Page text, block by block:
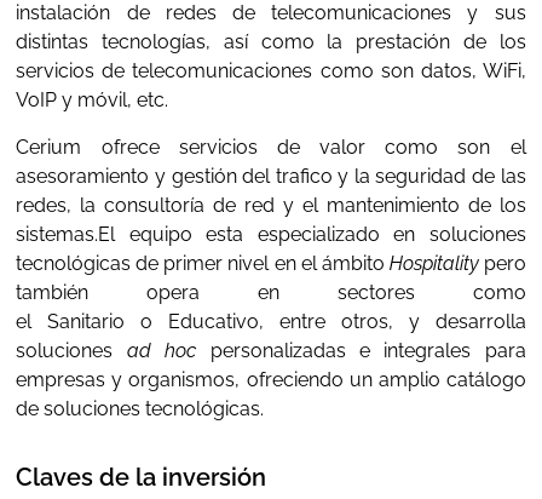
instalación de redes de telecomunicaciones y sus
distintas tecnologías, así como la prestación de los
servicios de telecomunicaciones como son datos, WiFi,
VoIP y móvil, etc.
Cerium ofrece servicios de valor como son el
asesoramiento y gestión del trafico y la seguridad de las
redes, la consultoría de red y el mantenimiento de los
sistemas.El equipo esta especializado en soluciones
tecnológicas de primer nivel en el ámbito Hospitality pero
también opera en sectores como
el Sanitario o Educativo, entre otros, y desarrolla
soluciones ad hoc personalizadas e integrales para
empresas y organismos, ofreciendo un amplio catálogo
de soluciones tecnológicas.
Claves de la inversión